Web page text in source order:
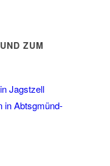
ZUM
Jagstzell
in Abtsgmünd-